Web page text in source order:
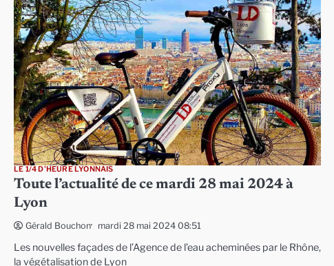
LE 1/4 D'HEURE LYONNAIS
Toute l’actualité de ce mardi 28 mai 2024 à
Lyon
Gérald Bouchon mardi 28 mai 2024 08:51
Les nouvelles façades de l’Agence de l’eau acheminées par le Rhône,
la végétalisation de Lyon